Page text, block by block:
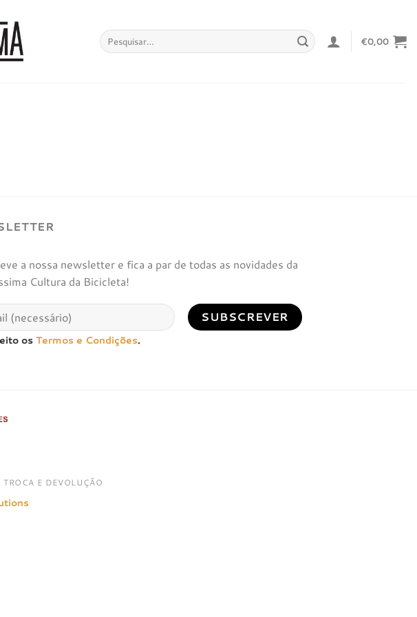
Pesquisar
por:
€0,00
a nossa newsletter e fica a par de todas as novidades da
Cultura da Bicicleta!
osTermos e Condições.
E DEVOLUÇÃO